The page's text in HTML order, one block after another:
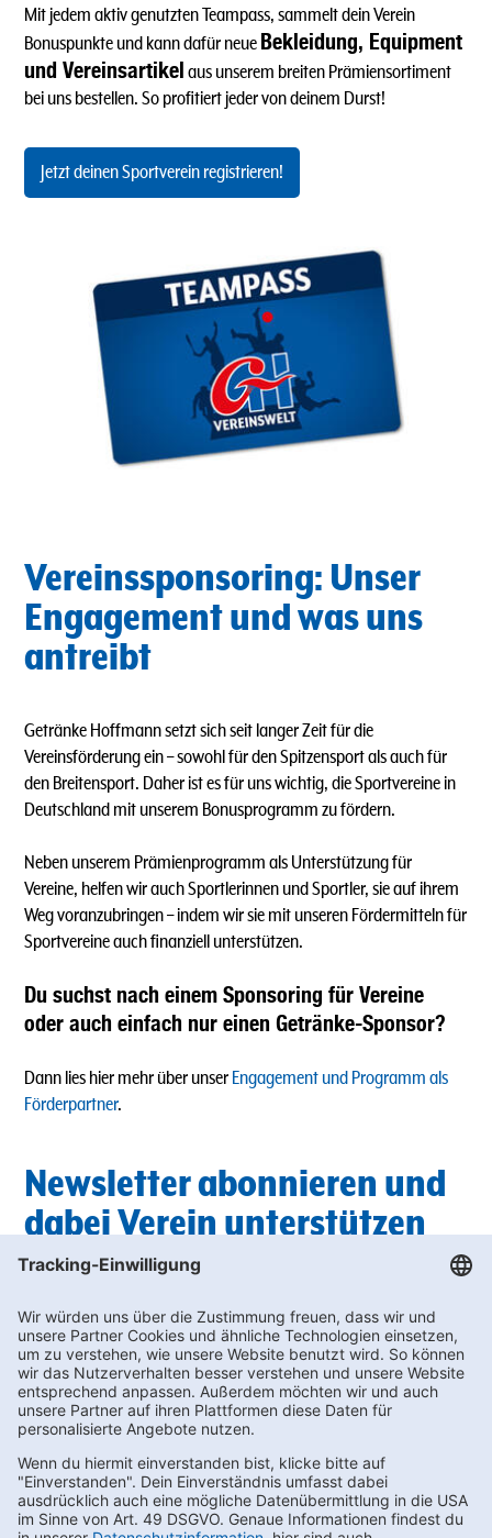
Mit jedem aktiv genutzten Teampass, sammelt dein Verein
Bonuspunkte und kann dafür neue Bekleidung, Equipment
und Vereinsartikel aus unserem breiten Prämiensortiment
bei uns bestellen. So profitiert jeder von deinem Durst!
Jetzt deinen Sportverein registrieren!
Vereinssponsoring: Unser
Engagement und was uns
antreibt
Getränke Hoffmann setzt sich seit langer Zeit für die
Vereinsförderung ein – sowohl für den Spitzensport als auch für
den Breitensport. Daher ist es für uns wichtig, die Sportvereine in
Deutschland mit unserem Bonusprogramm zu fördern.
Neben unserem Prämienprogramm als Unterstützung für
Vereine, helfen wir auch Sportlerinnen und Sportler, sie auf ihrem
Weg voranzubringen – indem wir sie mit unseren Fördermitteln für
Sportvereine auch finanziell unterstützen.
Du suchst nach einem Sponsoring für Vereine
oder auch einfach nur einen Getränke-Sponsor?
Dann lies hier mehr über unser Engagement und Programm als
Förderpartner.
Newsletter abonnieren und
dabei Verein unterstützen
Vereinsfeier? In unserem Newsletter findest du regelmäßig die
neuestenAngebote, bei denen du wertvolle Bonus-punkte für die
Vereinswelt sammeln kannst.
Unterstütze deinen Sportverein und melde dich hier zum
Newsletter an!